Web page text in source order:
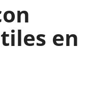
en